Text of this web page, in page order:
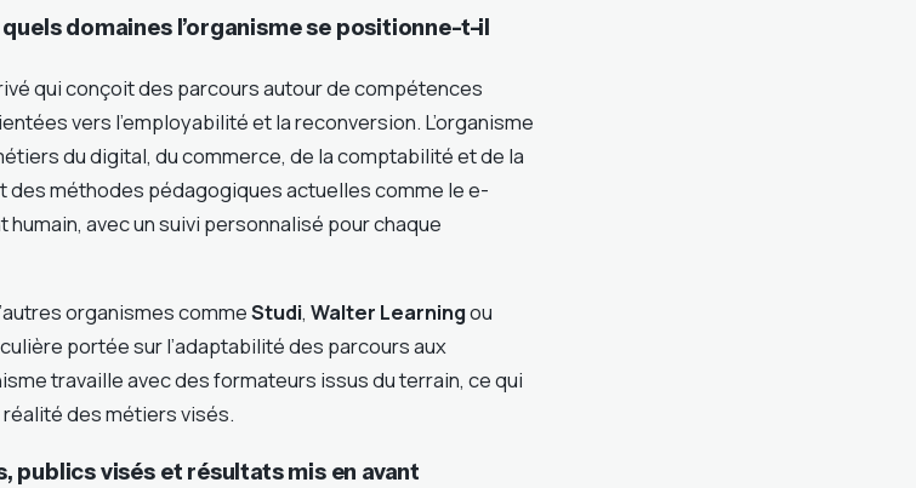
domaines l’organisme se positionne-t-il
qui conçoit des parcours autour de compétences
vers l’employabilité et la reconversion. L’organisme
du digital, du commerce, de la comptabilité et de la
des méthodes pédagogiques actuelles comme le e-
humain, avec un suivi personnalisé pour chaque
organismes commeStudi, Walter Learningou
portée sur l’adaptabilité des parcours aux
travaille avec des formateurs issus du terrain, ce qui
des métiers visés.
publics visés et résultats mis en avant